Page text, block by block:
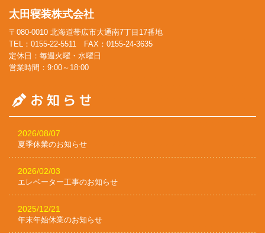
太田寝装株式会社
〒080-0010 北海道帯広市大通南7丁目17番地
TEL：0155-22-5511 FAX：0155-24-3635
定休日：毎週火曜・水曜日
営業時間：9:00～18:00
2026/08/07
夏季休業のお知らせ
2026/02/03
エレベーター工事のお知らせ
2025/12/21
年末年始休業のお知らせ